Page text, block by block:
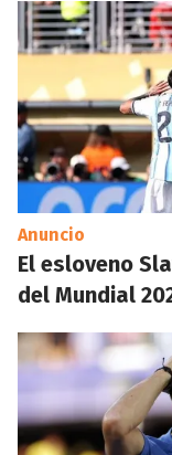
Anuncio
El esloveno
del Mundial